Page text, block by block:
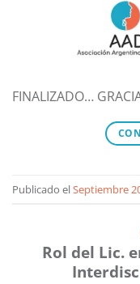
FINALIZADO…
Publicado elSeptiembre
Rol del Lic.